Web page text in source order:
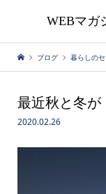
WEBマガ
ブログ 暮らしの
最近秋と冬が
2020.02.26